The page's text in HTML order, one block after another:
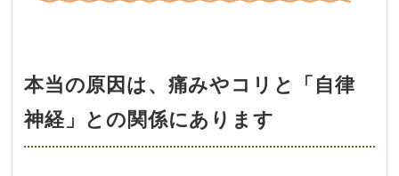
本当の原因は、痛みやコリと「自律
神経」との関係にあります